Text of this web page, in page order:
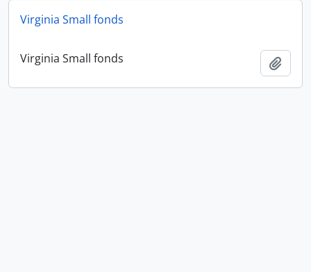
Virginia Small fonds
Virginia Small fonds